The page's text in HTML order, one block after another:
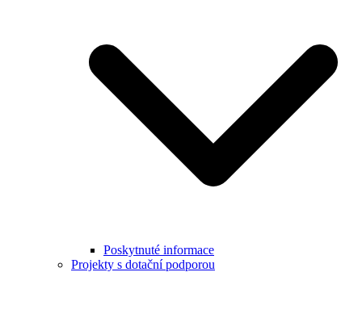
Poskytnuté informace
Projekty s dotační podporou